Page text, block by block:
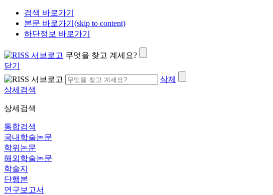
검색 바로가기
본문 바로가기(skip to content)
하단정보 바로가기
무엇을 찾고 계세요?
닫기
삭제
상세검색
상세검색
통합검색
국내학술논문
학위논문
해외학술논문
학술지
단행본
연구보고서